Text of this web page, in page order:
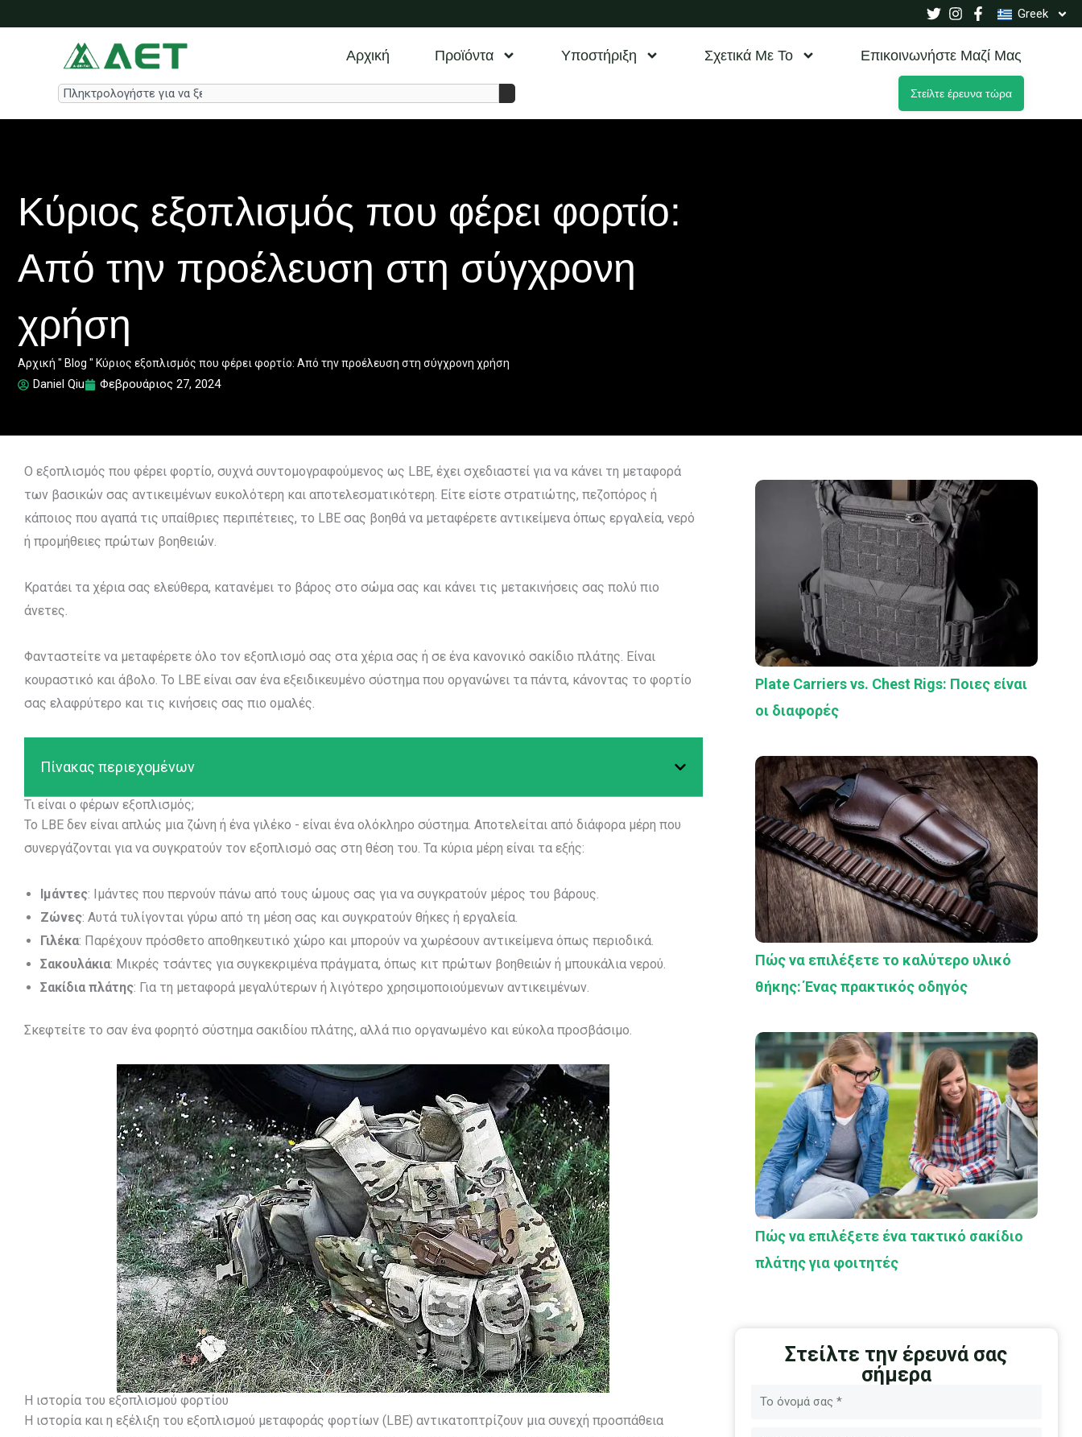
στο
Greek
Αρχική Προϊόντα Υποστήριξη Σχετικά Με Το Επικοινωνήστε Μαζί Μας
Search Στείλτε έρευνα τώρα
Κύριος εξοπλισμός που φέρει φορτίο:
Από την προέλευση στη σύγχρονη
χρήση
Αρχική " Blog " Κύριος εξοπλισμός που φέρει φορτίο: Από την προέλευση στη σύγχρονη χρήση
Daniel Qiu Φεβρουάριος 27, 2024
Ο εξοπλισμός που φέρει φορτίο, συχνά συντομογραφούμενος ως LBE, έχει σχεδιαστεί για να κάνει τη μεταφορά
των βασικών σας αντικειμένων ευκολότερη και αποτελεσματικότερη. Είτε είστε στρατιώτης, πεζοπόρος ή
κάποιος που αγαπά τις υπαίθριες περιπέτειες, το LBE σας βοηθά να μεταφέρετε αντικείμενα όπως εργαλεία, νερό
ή προμήθειες πρώτων βοηθειών.
Κρατάει τα χέρια σας ελεύθερα, κατανέμει το βάρος στο σώμα σας και κάνει τις μετακινήσεις σας πολύ πιο
άνετες.
Φανταστείτε να μεταφέρετε όλο τον εξοπλισμό σας στα χέρια σας ή σε ένα κανονικό σακίδιο πλάτης. Είναι
κουραστικό και άβολο. Το LBE είναι σαν ένα εξειδικευμένο σύστημα που οργανώνει τα πάντα, κάνοντας το φορτίο
σας ελαφρύτερο και τις κινήσεις σας πιο ομαλές.
Πίνακας περιεχομένων
Τι είναι ο φέρων εξοπλισμός;
Το LBE δεν είναι απλώς μια ζώνη ή ένα γιλέκο - είναι ένα ολόκληρο σύστημα. Αποτελείται από διάφορα μέρη που
συνεργάζονται για να συγκρατούν τον εξοπλισμό σας στη θέση του. Τα κύρια μέρη είναι τα εξής:
Ιμάντες: Ιμάντες που περνούν πάνω από τους ώμους σας για να συγκρατούν μέρος του βάρους.
Ζώνες: Αυτά τυλίγονται γύρω από τη μέση σας και συγκρατούν θήκες ή εργαλεία.
Γιλέκα: Παρέχουν πρόσθετο αποθηκευτικό χώρο και μπορούν να χωρέσουν αντικείμενα όπως περιοδικά.
Σακουλάκια: Μικρές τσάντες για συγκεκριμένα πράγματα, όπως κιτ πρώτων βοηθειών ή μπουκάλια νερού.
Σακίδια πλάτης: Για τη μεταφορά μεγαλύτερων ή λιγότερο χρησιμοποιούμενων αντικειμένων.
Σκεφτείτε το σαν ένα φορητό σύστημα σακιδίου πλάτης, αλλά πιο οργανωμένο και εύκολα προσβάσιμο.
Η ιστορία του εξοπλισμού φορτίου
Η ιστορία και η εξέλιξη του εξοπλισμού μεταφοράς φορτίων (LBE) αντικατοπτρίζουν μια συνεχή προσπάθεια
Plate Carriers vs. Chest Rigs: Ποιες είναι
οι διαφορές
Πώς να επιλέξετε το καλύτερο υλικό
θήκης: Ένας πρακτικός οδηγός
Πώς να επιλέξετε ένα τακτικό σακίδιο
πλάτης για φοιτητές
Στείλτε την έρευνά σας
σήμερα
Όνομα